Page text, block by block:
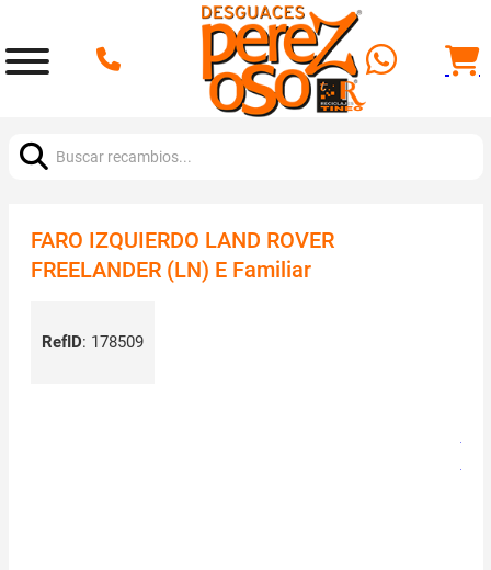
FARO IZQUIERDO LAND ROVER
FREELANDER (LN) E Familiar
RefID: 178509